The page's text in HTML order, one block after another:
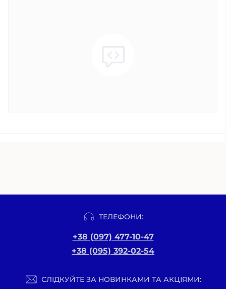
ТЕЛЕФОНИ:
+38 (097) 477-10-47
+38 (095) 392-02-54
СЛІДКУЙТЕ ЗА НОВИНКАМИ ТА АКЦІЯМИ: